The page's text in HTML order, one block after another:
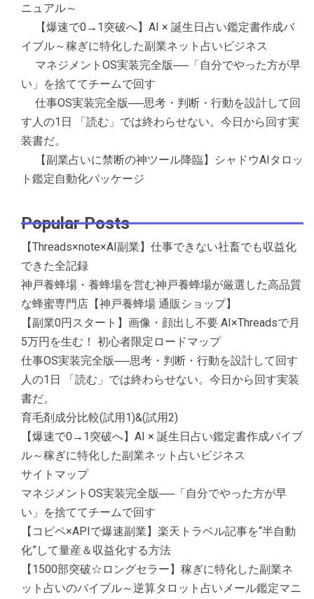
ニュアル～
【爆速で0→1突破へ】AI × 誕生日占い鑑定書作成バ
イブル～稼ぎに特化した副業ネット占いビジネス
マネジメントOS実装完全版──「自分でやった方が早
い」を捨ててチームで回す
仕事OS実装完全版──思考・判断・行動を設計して回
す人の1日 「読む」では終わらせない。今日から回す実
装書だ。
【副業占いに禁断の神ツール降臨】シャドウAIタロッ
ト鑑定自動化パッケージ
Popular Posts
【Threads×note×AI副業】仕事できない社畜でも収益化
できた全記録
神戸養蜂場・養蜂場を営む神戸養蜂場が厳選した高品質
な蜂蜜専門店【神戸養蜂場 通販ショップ】
【副業0円スタート】画像・顔出し不要 AI×Threadsで月
5万円を生む！ 初心者限定ロードマップ
仕事OS実装完全版──思考・判断・行動を設計して回す
人の1日 「読む」では終わらせない。今日から回す実装
書だ。
育毛剤成分比較(試用1)&(試用2)
【爆速で0→1突破へ】AI × 誕生日占い鑑定書作成バイブ
ル～稼ぎに特化した副業ネット占いビジネス
サイトマップ
マネジメントOS実装完全版──「自分でやった方が早
い」を捨ててチームで回す
【コピペ×APIで爆速副業】楽天トラベル記事を“半自動
化”して量産＆収益化する方法
【1500部突破☆ロングセラー】稼ぎに特化した副業ネ
ット占いのバイブル～逆算タロット占いメール鑑定マニ